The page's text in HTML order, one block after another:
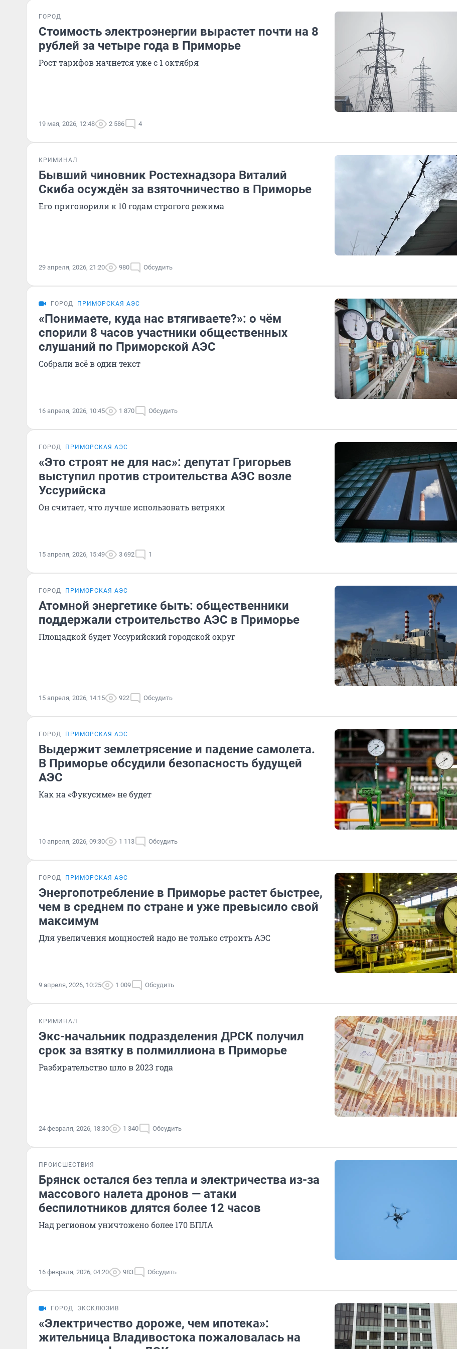
ГОРОД
Стоимость электроэнергии вырастет почти на 8
рублей за четыре года в Приморье
Рост тарифов начнется уже с 1 октября
19 мая, 2026, 12:48 2 586 4
КРИМИНАЛ
Бывший чиновник Ростехнадзора Виталий
Скиба осуждён за взяточничество в Приморье
Его приговорили к 10 годам строгого режима
29 апреля, 2026, 21:20 980 Обсудить
ГОРОД ПРИМОРСКАЯ АЭС
«Понимаете, куда нас втягиваете?»: о чём
спорили 8 часов участники общественных
слушаний по Приморской АЭС
Собрали всё в один текст
16 апреля, 2026, 10:45 1 870 Обсудить
ГОРОД ПРИМОРСКАЯ АЭС
«Это строят не для нас»: депутат Григорьев
выступил против строительства АЭС возле
Уссурийска
Он считает, что лучше использовать ветряки
15 апреля, 2026, 15:49 3 692 1
ГОРОД ПРИМОРСКАЯ АЭС
Атомной энергетике быть: общественники
поддержали строительство АЭС в Приморье
Площадкой будет Уссурийский городской округ
15 апреля, 2026, 14:15 922 Обсудить
ГОРОД ПРИМОРСКАЯ АЭС
Выдержит землетрясение и падение самолета.
В Приморье обсудили безопасность будущей
АЭС
Как на «Фукусиме» не будет
10 апреля, 2026, 09:30 1 113 Обсудить
ГОРОД ПРИМОРСКАЯ АЭС
Энергопотребление в Приморье растет быстрее,
чем в среднем по стране и уже превысило свой
максимум
Для увеличения мощностей надо не только строить АЭС
9 апреля, 2026, 10:25 1 009 Обсудить
КРИМИНАЛ
Экс-начальник подразделения ДРСК получил
срок за взятку в полмиллиона в Приморье
Разбирательство шло в 2023 года
24 февраля, 2026, 18:30 1 340 Обсудить
ПРОИСШЕСТВИЯ
Брянск остался без тепла и электричества из-за
массового налета дронов — атаки
беспилотников длятся более 12 часов
Над регионом уничтожено более 170 БПЛА
16 февраля, 2026, 04:20 983 Обсудить
ГОРОД ЭКСКЛЮЗИВ
«Электричество дороже, чем ипотека»:
жительница Владивостока пожаловалась на